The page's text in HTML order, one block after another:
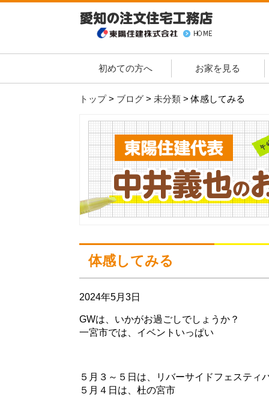
初めての方へ お家を見る
トップ> ブログ > 未分類 >体感してみる
体感してみる
2024年5月3日
GWは、いかがお過ごしでしょうか？
一宮市では、イベントいっぱい
５月３～５日は、リバーサイドフェスティ
５月４日は、杜の宮市